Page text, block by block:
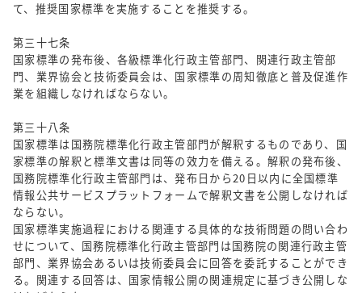
て、推奨国家標準を実施することを推奨する。
第三十七条
国家標準の発布後、各級標準化行政主管部門、関連行政主管部
門、業界協会と技術委員会は、国家標準の周知徹底と普及促進作
業を組織しなければならない。
第三十八条
国家標準は国務院標準化行政主管部門が解釈するものであり、国
家標準の解釈と標準文書は同等の效力を備える。解釈の発布後、
国務院標準化行政主管部門は、発布日から20日以内に全国標準
情報公共サービスプラットフォームで解釈文書を公開しなければ
ならない。
国家標準実施過程における関連する具体的な技術問題の問い合わ
せについて、国務院標準化行政主管部門は国務院の関連行政主管
部門、業界協会あるいは技術委員会に回答を委託することができ
る。関連する回答は、国家情報公開の関連規定に基づき公開しな